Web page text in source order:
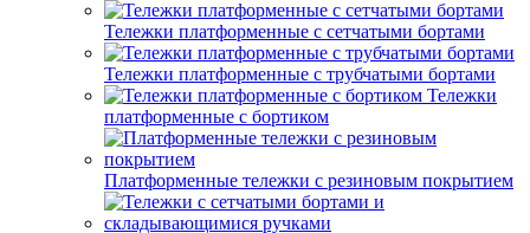
Тележки платформенные с сетчатыми бортами
Тележки платформенные с трубчатыми бортами
Тележки
платформенные с бортиком
Платформенные тележки с резиновым покрытием